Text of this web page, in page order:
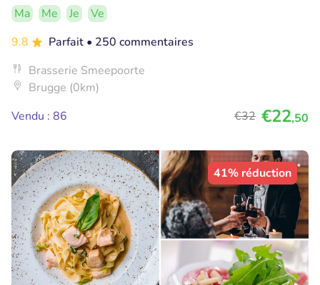
Ma Me Je
Ve
9.8
Parfait • 250 commentaires
Brasserie Smeepoorte
Brugge (0km)
Vendu : 86
€32 €22,50
41% réduction